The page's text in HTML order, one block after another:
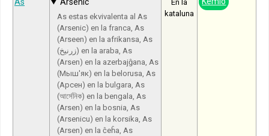
As estas ekvivalenta al As
(Arsenic) en la franca, As
(Arseen) en la afrikansa, As
(زرنيخ) en la araba, As
(Arsen) en la azerbajĝana, As
(Мыш'як) en la belorusa, As
(Арсен) en la bulgara, As
(আর্সেনিক) en la bengala, As
(Arsen) en la bosnia, As
(Arsenicu) en la korsika, As
(Arsen) en la ĉeĥa, As
En la
kataluna